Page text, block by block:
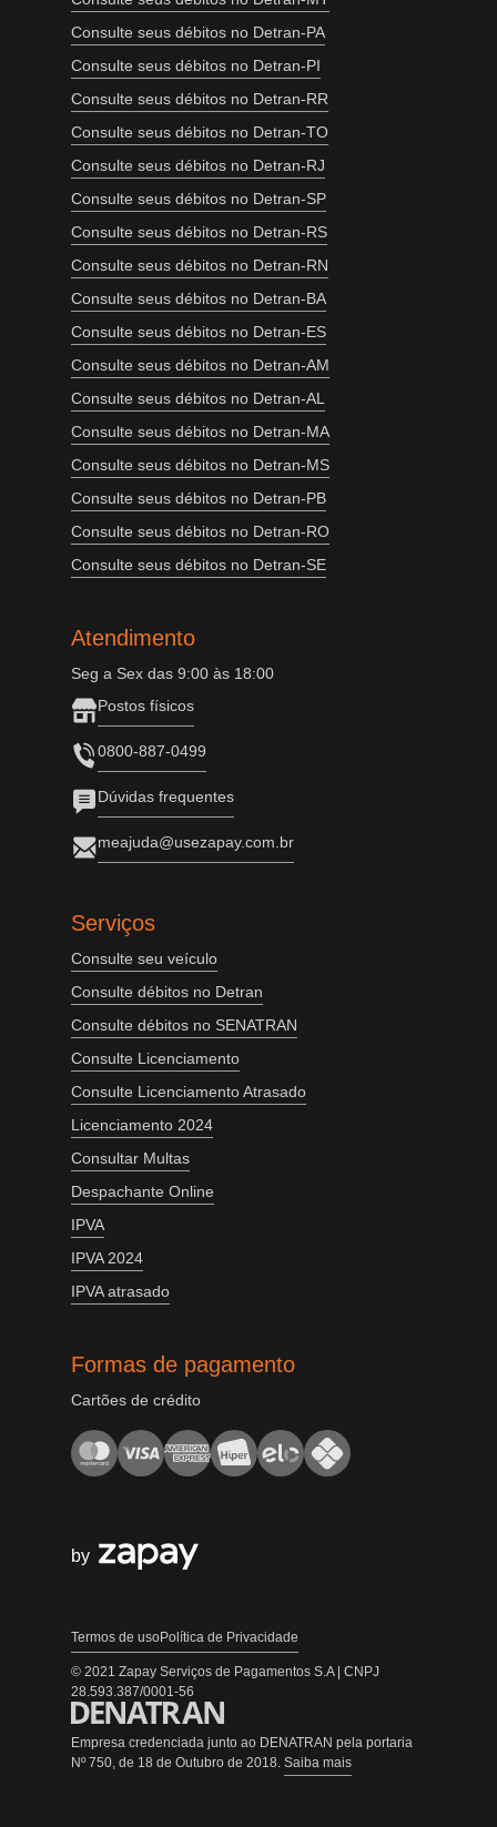
Consulte seus débitos no Detran-PA
Consulte seus débitos no Detran-PI
Consulte seus débitos no Detran-RR
Consulte seus débitos no Detran-TO
Consulte seus débitos no Detran-RJ
Consulte seus débitos no Detran-SP
Consulte seus débitos no Detran-RS
Consulte seus débitos no Detran-RN
Consulte seus débitos no Detran-BA
Consulte seus débitos no Detran-ES
Consulte seus débitos no Detran-AM
Consulte seus débitos no Detran-AL
Consulte seus débitos no Detran-MA
Consulte seus débitos no Detran-MS
Consulte seus débitos no Detran-PB
Consulte seus débitos no Detran-RO
Consulte seus débitos no Detran-SE
Atendimento
Seg a Sex das 9:00 às 18:00
Postos físicos
0800-887-0499
Dúvidas frequentes
meajuda@usezapay.com.br
Serviços
Consulte seu veículo
Consulte débitos no Detran
Consulte débitos no SENATRAN
Consulte Licenciamento
Consulte Licenciamento Atrasado
Licenciamento 2024
Consultar Multas
Despachante Online
IPVA
IPVA 2024
IPVA atrasado
Formas de pagamento
Cartões de crédito
by
Empresa credenciada junto ao DENATRAN pela portaria
Nº 750, de 18 de Outubro de 2018. Saiba mais
Termos de usoPolítica de Privacidade
© 2021 Zapay Serviços de Pagamentos S.A | CNPJ
28.593.387/0001-56